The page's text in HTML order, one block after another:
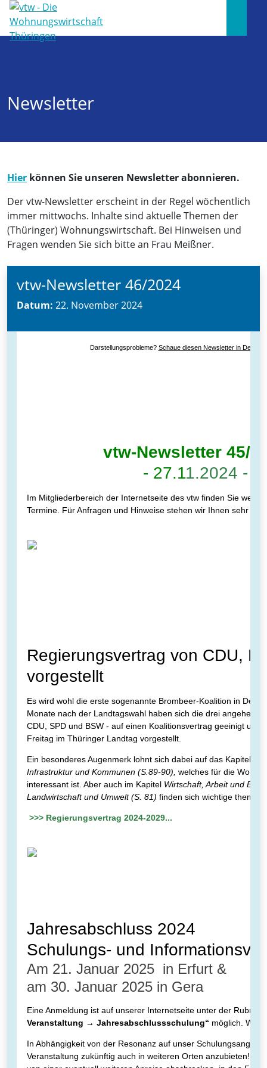
Newsletter
Hier können Sie unseren Newsletter abonnieren.
Der vtw-Newsletter erscheint in der Regel wöchentlich
immer mittwochs. Inhalte sind aktuelle Themen der
(Thüringer) Wohnungswirtschaft. Bei Hinweisen und
Fragen wenden Sie sich bitte an Frau Meißner.
vtw-Newsletter 46/2024
Datum: 22. November 2024